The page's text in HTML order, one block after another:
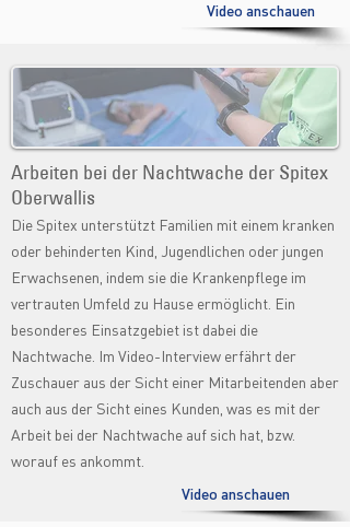
Video anschauen
Arbeiten bei der Nachtwache der Spitex
Oberwallis
Die Spitex unterstützt Familien mit einem kranken
oder behinderten Kind, Jugendlichen oder jungen
Erwachsenen, indem sie die Krankenpflege im
vertrauten Umfeld zu Hause ermöglicht. Ein
besonderes Einsatzgebiet ist dabei die
Nachtwache. Im Video-Interview erfährt der
Zuschauer aus der Sicht einer Mitarbeitenden aber
auch aus der Sicht eines Kunden, was es mit der
Arbeit bei der Nachtwache auf sich hat, bzw.
worauf es ankommt.
Video anschauen